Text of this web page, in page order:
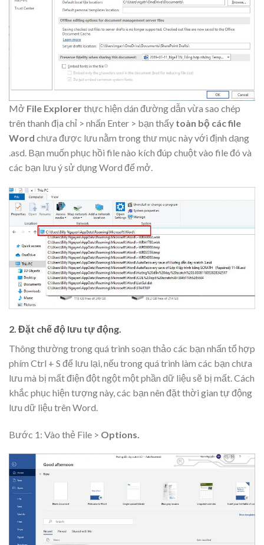
Mở File Explorerthực hiện dán đường dẫn vừa sao chép
trên thanh địa chỉ > nhấn Enter > bạn thấy toàn bộ các file
Word chưa được lưu nằm trong thư mục này với định dạng
.asd. Bạn muốn phục hồi file nào kích đúp chuột vào file đó và
các bạn lưu ý sử dụng Word để mở.
2. Đặt chế độ lưu tự động.
Thông thường trong quá trình soạn thảo các bạn nhấn tổ hợp
phím Ctrl + S để lưu lại, nếu trong quá trình làm các bạn chưa
lưu mà bị mất điện đột ngột một phần dữ liệu sẽ bị mất. Cách
khắc phục hiện tượng này, các bạn nên đặt thời gian tự động
lưu dữ liệu trên Word.
Bước 1: Vào thẻ File > Options.